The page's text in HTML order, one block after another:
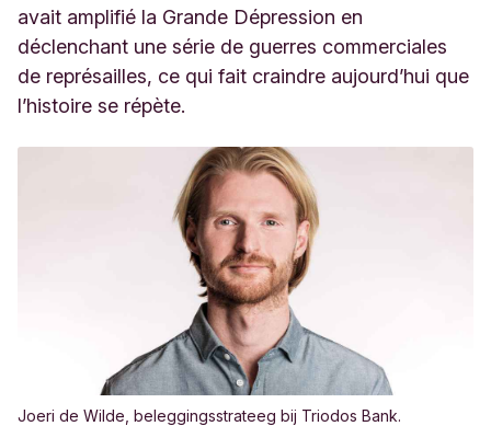
avait amplifié la Grande Dépression en
déclenchant une série de guerres commerciales
de représailles, ce qui fait craindre aujourd’hui que
l’histoire se répète.
Joeri de Wilde, beleggingsstrateeg bij Triodos Bank.